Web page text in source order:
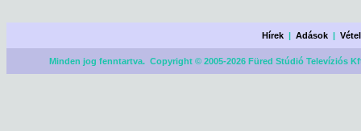
Hírek |Adások |
Minden jog fenntartva. Copyright © 2005-2026 Füred Stúdió Televíziós